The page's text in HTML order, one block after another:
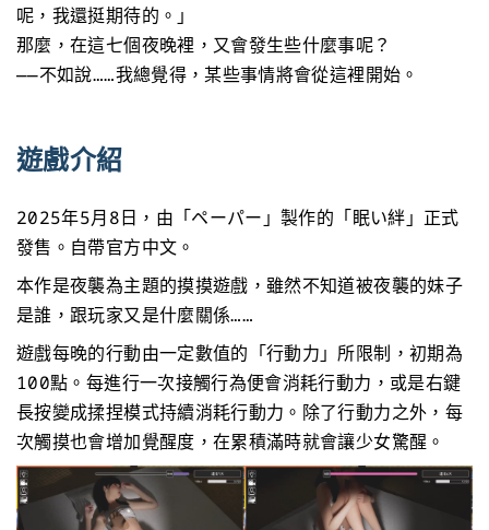
呢，我還挺期待的。」
那麼，在這七個夜晚裡，又會發生些什麼事呢？
——不如說……我總覺得，某些事情將會從這裡開始。
遊戲介紹
2025年5月8日，由「ペーパー」製作的「眠い絆」正式
發售。自帶官方中文。
本作是夜襲為主題的摸摸遊戲，雖然不知道被夜襲的妹子
是誰，跟玩家又是什麼關係……
遊戲每晚的行動由一定數值的「行動力」所限制，初期為
100點。每進行一次接觸行為便會消耗行動力，或是右鍵
長按變成揉捏模式持續消耗行動力。除了行動力之外，每
次觸摸也會增加覺醒度，在累積滿時就會讓少女驚醒。